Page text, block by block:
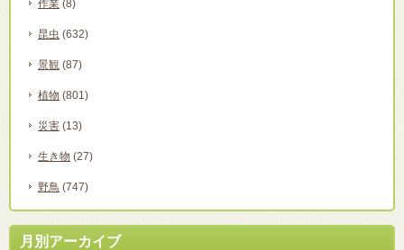
作業 (8)
昆虫 (632)
景観 (87)
植物 (801)
災害 (13)
生き物 (27)
野鳥 (747)
月別アーカイブ